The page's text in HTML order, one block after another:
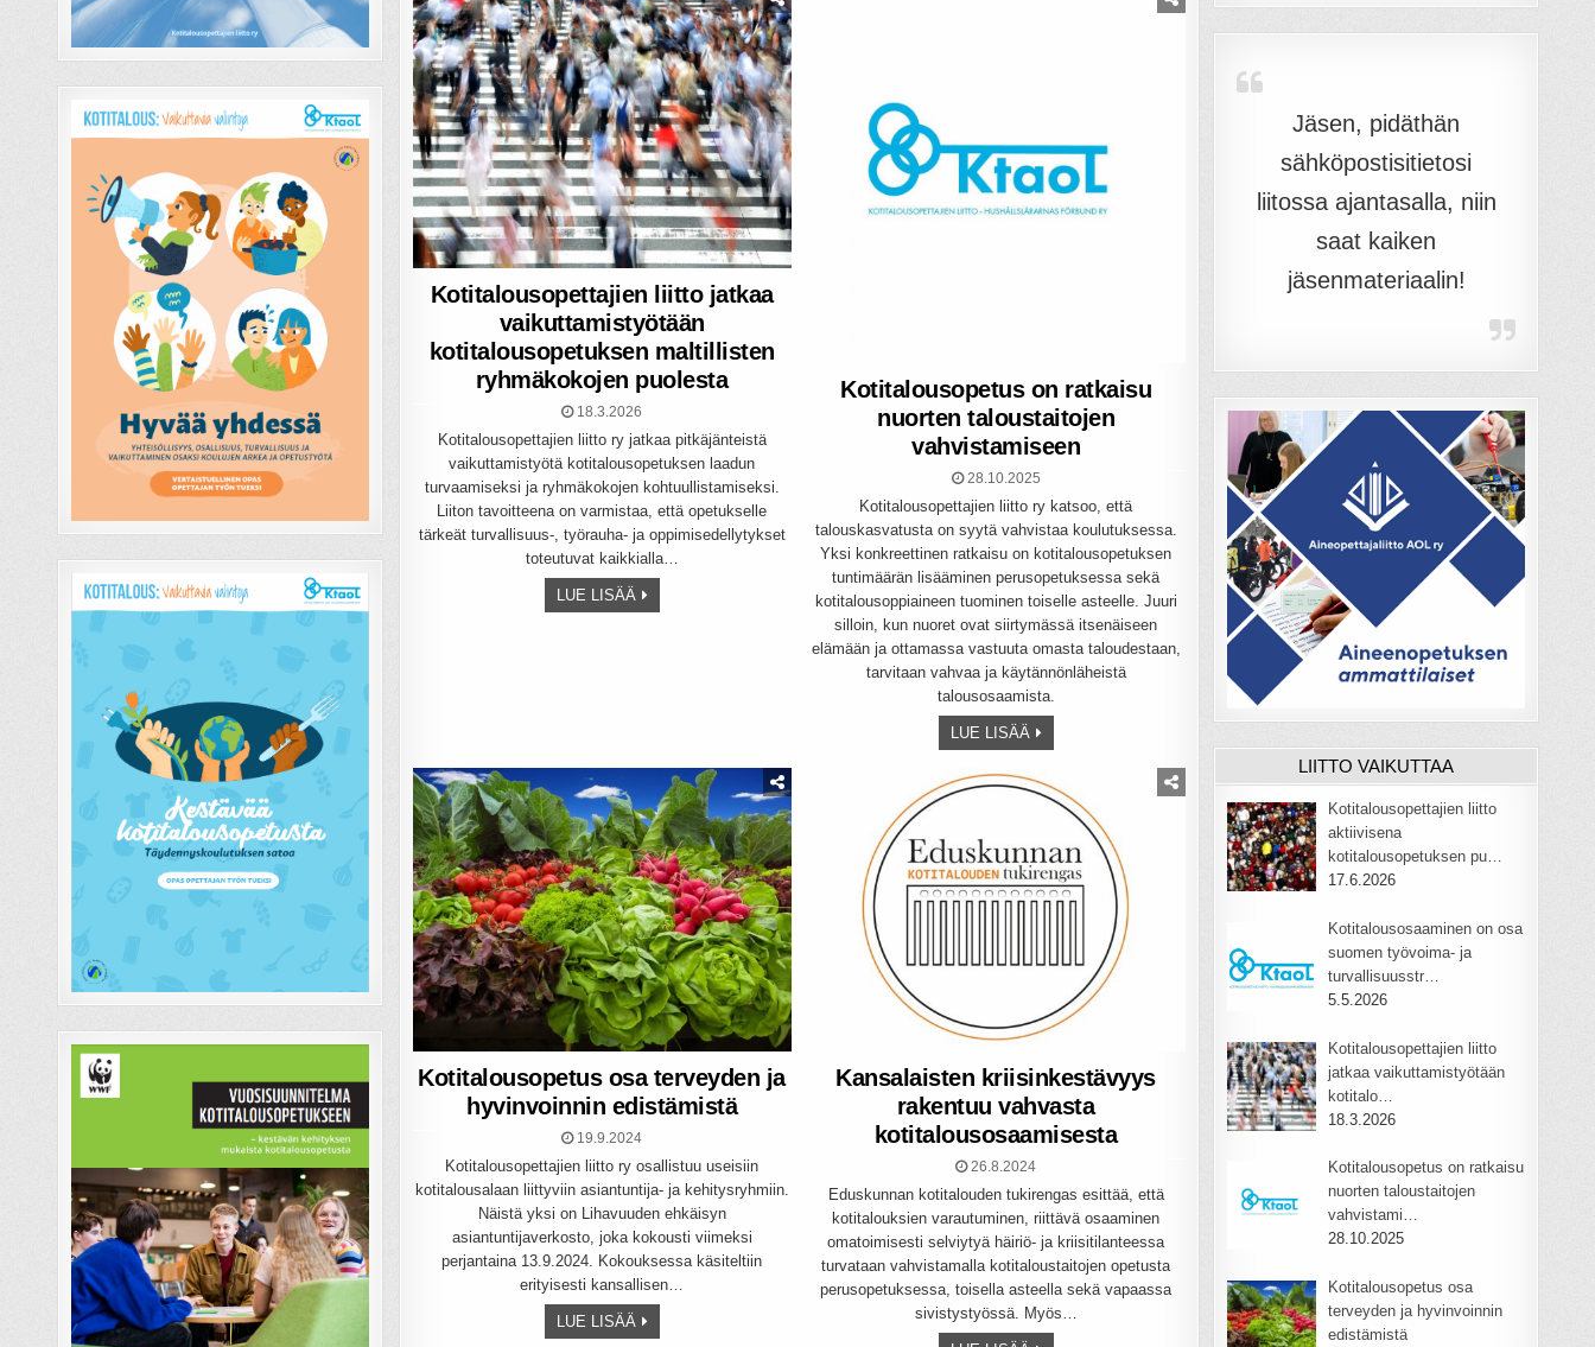
Kotitalousopettajien liitto jatkaa
vaikuttamistyötään
kotitalousopetuksen maltillisten
ryhmäkokojen puolesta
18.3.2026
Kotitalousopettajien liitto ry jatkaa pitkäjänteistä
vaikuttamistyötä kotitalousopetuksen laadun
turvaamiseksi ja ryhmäkokojen kohtuullistamiseksi.
Liiton tavoitteena on varmistaa, että opetukselle
tärkeät turvallisuus-, työrauha- ja oppimisedellytykset
toteutuvat kaikkialla…
LUE LISÄÄ
Kotitalousopetus on ratkaisu
nuorten taloustaitojen
vahvistamiseen
28.10.2025
Kotitalousopettajien liitto ry katsoo, että
talouskasvatusta on syytä vahvistaa koulutuksessa.
Yksi konkreettinen ratkaisu on kotitalousopetuksen
tuntimäärän lisääminen perusopetuksessa sekä
kotitalousoppiaineen tuominen toiselle asteelle. Juuri
silloin, kun nuoret ovat siirtymässä itsenäiseen
elämään ja ottamassa vastuuta omasta taloudestaan,
tarvitaan vahvaa ja käytännönläheistä
talousosaamista.
LUE LISÄÄ
Kotitalousopetus osa terveyden ja
hyvinvoinnin edistämistä
19.9.2024
Kotitalousopettajien liitto ry osallistuu useisiin
kotitalousalaan liittyviin asiantuntija- ja kehitysryhmiin.
Näistä yksi on Lihavuuden ehkäisyn
asiantuntijaverkosto, joka kokousti viimeksi
perjantaina 13.9.2024. Kokouksessa käsiteltiin
erityisesti kansallisen…
LUE LISÄÄ
Kansalaisten kriisinkestävyys
rakentuu vahvasta
kotitalousosaamisesta
26.8.2024
Eduskunnan kotitalouden tukirengas esittää, että
kotitalouksien varautuminen, riittävä osaaminen
omatoimisesti selviytyä häiriö- ja kriisitilanteessa
turvataan vahvistamalla kotitaloustaitojen opetusta
perusopetuksessa, toisella asteella sekä vapaassa
sivistystyössä. Myös…
Jäsen, pidäthän
sähköpostisitietosi
liitossa ajantasalla, niin
saat kaiken
jäsenmateriaalin!
LIITTO VAIKUTTAA
Kotitalousopettajien liitto
aktiivisena
kotitalousopetuksen pu…
17.6.2026
Kotitalousosaaminen on osa
suomen työvoima- ja
turvallisuusstr…
5.5.2026
Kotitalousopettajien liitto
jatkaa vaikuttamistyötään
kotitalo…
18.3.2026
Kotitalousopetus on ratkaisu
nuorten taloustaitojen
vahvistami…
28.10.2025
Kotitalousopetus osa
terveyden ja hyvinvoinnin
edistämistä